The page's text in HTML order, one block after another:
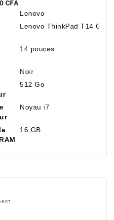
NVMe
CFA
Lenovo
Lenovo ThinkPad T14 Gen
14 pouces
Noir
512 Go
Noyau i7
16 GB